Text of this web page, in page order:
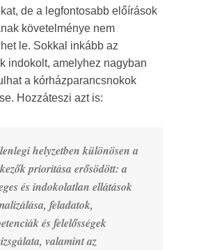
de a legfontosabb előírások
követelménye nem
le. Sokkal inkább az
indokolt, amelyhez nagyban
a kórházparancsnokok
Hozzáteszi azt is:
helyzetben különösen a
prioritása erősödött: a
és indokolatlan ellátások
feladatok,
és felelősségek
valamint az